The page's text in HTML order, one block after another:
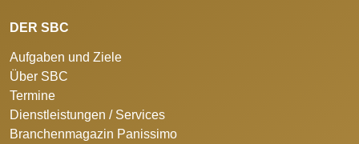
DER SBC
Aufgaben und Ziele
Über SBC
Termine
Dienstleistungen / Services
Branchenmagazin Panissimo